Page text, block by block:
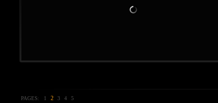
PAGES: 1 2 3 4 5